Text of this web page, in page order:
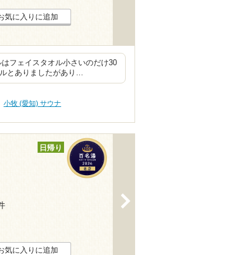
気に入りに追加
フェイスタオル小さいのだけ30
とありましたがあり…
小牧 (愛知) サウナ
日帰り
気に入りに追加